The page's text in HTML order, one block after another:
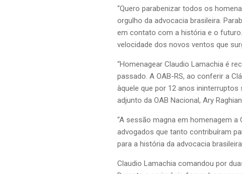
“Quero parabenizar todos os
orgulho da advocacia brasileira.
em contato com a história e o
velocidade dos novos ventos que
“Homenagear Claudio Lamachia é
passado. A OAB-RS, ao conferir a
àquele que por 12 anos
adjunto da OAB Nacional, Ary
“A sessão magna em homenagem
advogados que tanto contribuíram
para a história da advocacia
Claudio Lamachia comandou por